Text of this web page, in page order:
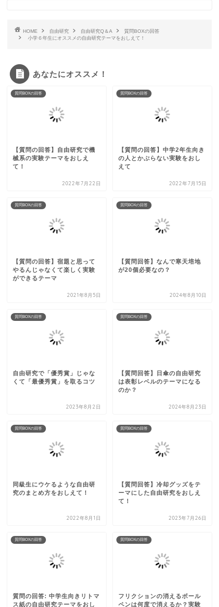
HOME 自由研究 自由研究Q＆A
質問BOXの回答
小学６年生にオススメの自由研究テーマをおしえて！
あなたにオススメ！
質問BOXの回答
【質問の回答】自由研究で機
械系の実験テーマをおしえ
て！
2022年7月22日
質問BOXの回答
【質問の回答】中学2年生向き
の人とかぶらない実験をおし
えて
2022年7月15日
質問BOXの回答
【質問の回答】宿題と思って
やるんじゃなくて楽しく実験
ができるテーマ
2021年8月5日
質問BOXの回答
【質問回答】なんで寒天培地
が20個必要なの？
2024年8月10日
質問BOXの回答
自由研究で「優秀賞」じゃな
くて「最優秀賞」を取るコツ
2023年8月2日
質問BOXの回答
【質問回答】日傘の自由研究
は表彰レベルのテーマになる
のか？
2024年8月23日
質問BOXの回答
同級生にウケるような自由研
究のまとめ方をおしえて！
2022年8月1日
質問BOXの回答
【質問回答】冷却グッズをテ
ーマにした自由研究をおしえ
て！
2023年7月26日
質問BOXの回答
質問の回答: 中学生向きリトマ
ス紙の自由研究テーマをおし
質問BOXの回答
フリクションの消えるボール
ペンは何度で消えるか？実験